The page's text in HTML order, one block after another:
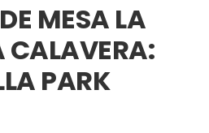
MESA LA
CALAVERA:
PARK